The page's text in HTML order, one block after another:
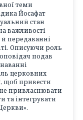
теми
Йосафат
стан
важливості
й передаванні
Описуючи роль
подав
церковних
щоб привести
привласнювати
та інтегрувати